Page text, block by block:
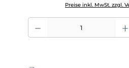
Preise inkl. MwSt. zzgl.
Produkt Anzahl: Gib den